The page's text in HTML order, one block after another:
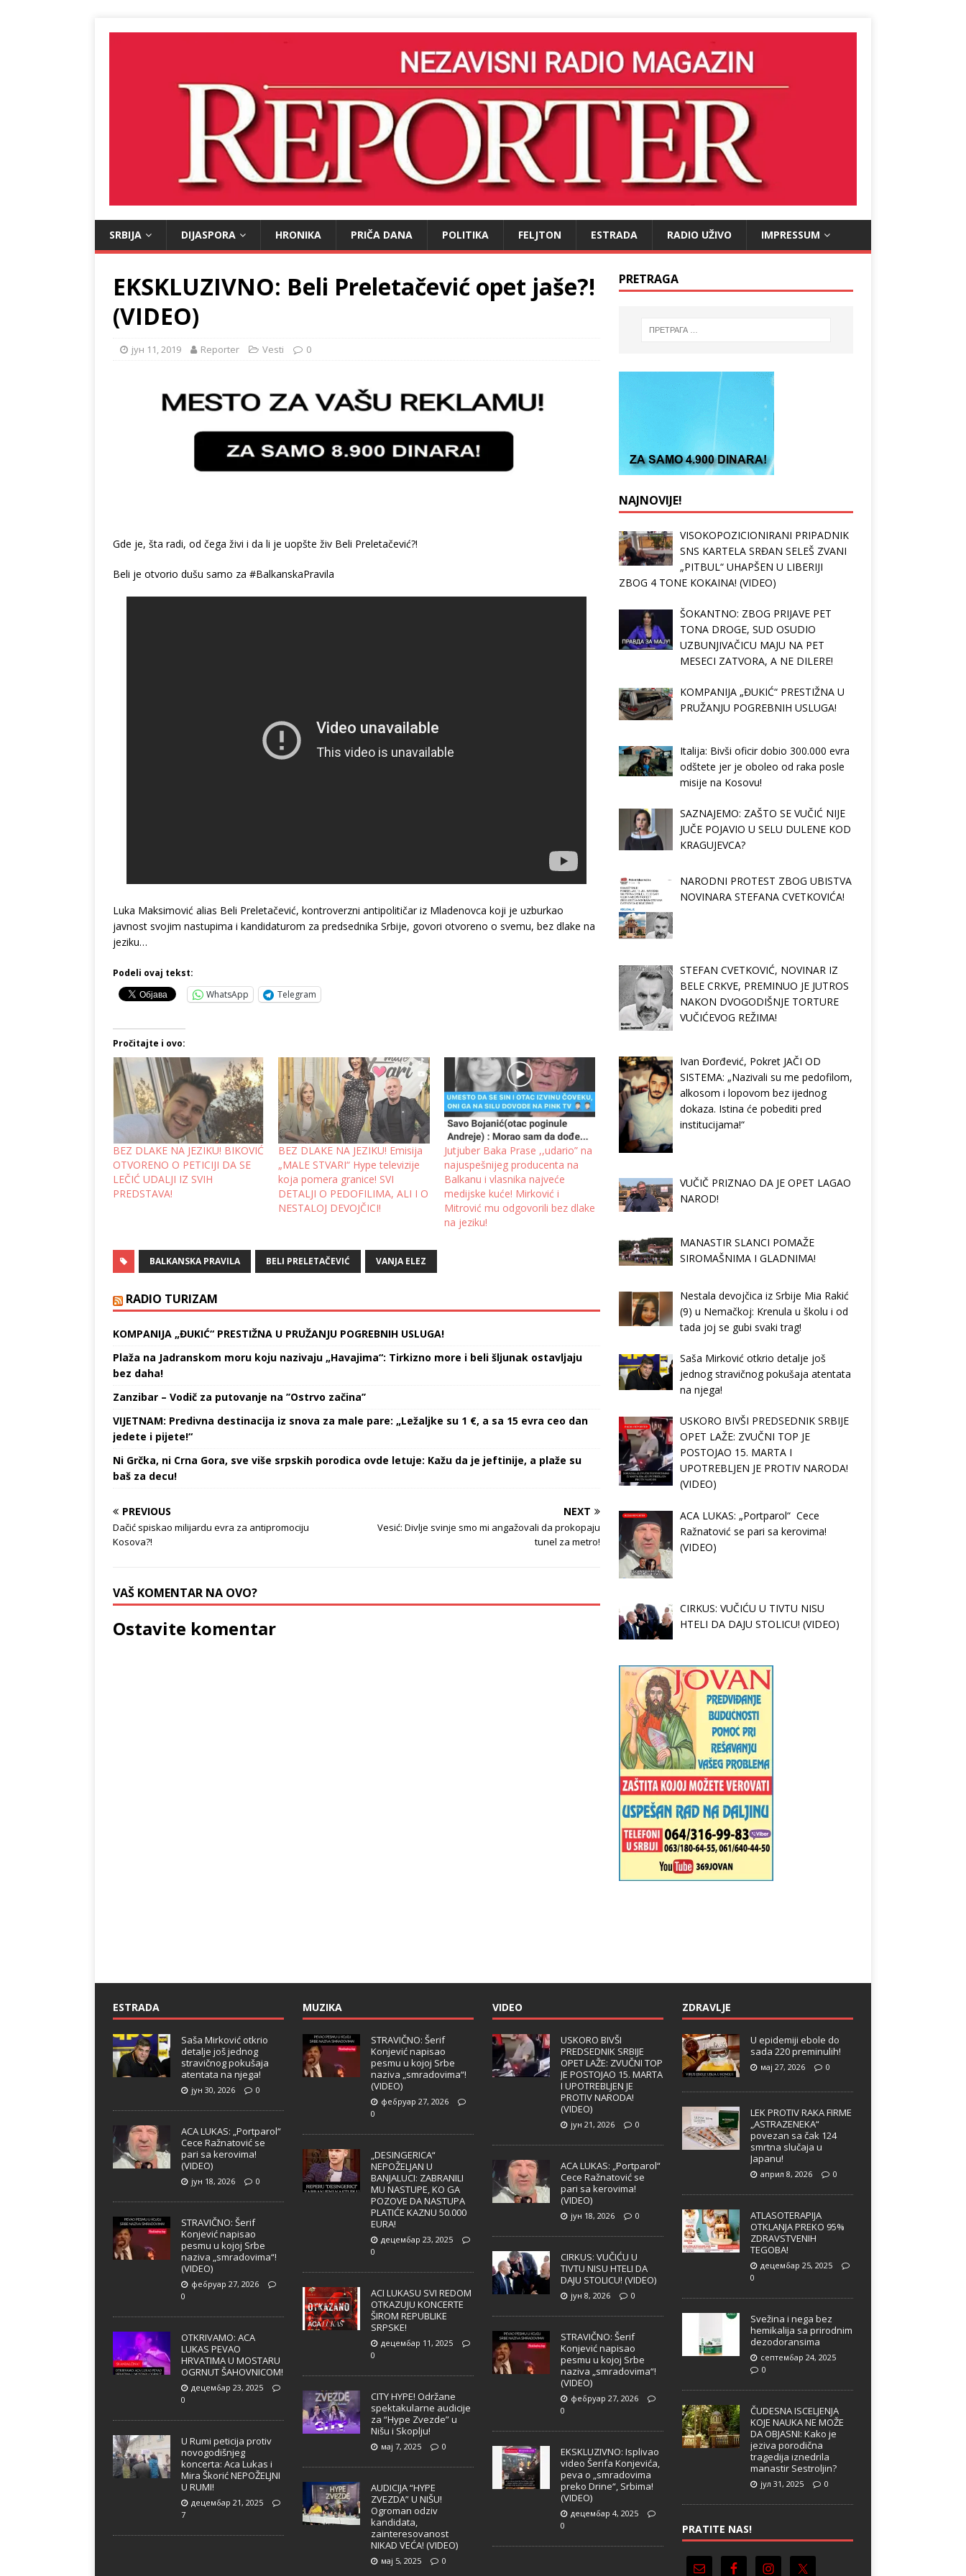
SRBIJA DIJASPORA HRONIKA PRIČA DANA POLITIKA FELJTON ESTRADA RADIO UŽIVO IMPRESSUM
EKSKLUZIVNO: Beli Preletačević opet jaše?!
(VIDEO)
јун 11, 2019 Reporter Vesti 0
Gde je, šta radi, od čega živi i da li je uopšte živ Beli Preletačević?!
Beli je otvorio dušu samo za #BalkanskaPravila
Luka Maksimović alias Beli Preletačević, kontroverzni antipolitičar iz Mladenovca koji je uzburkao
javnost svojim nastupima i kandidaturom za predsednika Srbije, govori otvoreno o svemu, bez dlake na
jeziku…
Podeli ovaj tekst:
WhatsApp
Telegram
Pročitajte i ovo:
BEZ DLAKE NA JEZIKU! BIKOVIĆ
OTVORENO O PETICIJI DA SE
LEČIĆ UDALJI IZ SVIH
PREDSTAVA!
BEZ DLAKE NA JEZIKU! Emisija
„MALE STVARI“ Hype televizije
koja pomera granice! SVI
DETALJI O PEDOFILIMA, ALI I O
NESTALOJ DEVOJČICI!
Jutjuber Baka Prase ,,udario” na
najuspešnijeg producenta na
Balkanu i vlasnika najveće
medijske kuće! Mirković i
Mitrović mu odgovorili bez dlake
na jeziku!
BALKANSKA PRAVILA BELI PRELETAČEVIĆ VANJA ELEZ
RADIO TURIZAM
KOMPANIJA „ĐUKIĆ“ PRESTIŽNA U PRUŽANJU POGREBNIH USLUGA!
Plaža na Jadranskom moru koju nazivaju „Havajima“: Tirkizno more i beli šljunak ostavljaju
bez daha!
Zanzibar – Vodič za putovanje na ’’Ostrvo začina’’
VIJETNAM: Predivna destinacija iz snova za male pare: „Ležaljke su 1 €, a sa 15 evra ceo dan
jedete i pijete!“
Ni Grčka, ni Crna Gora, sve više srpskih porodica ovde letuje: Kažu da je jeftinije, a plaže su
baš za decu!
PREVIOUS
Dačić spiskao milijardu evra za antipromociju
Kosova?!
NEXT
Vesić: Divlje svinje smo mi angažovali da prokopaju
tunel za metro!
VAŠ KOMENTAR NA OVO?
Ostavite komentar
PRETRAGA
NAJNOVIJE!
VISOKOPOZICIONIRANI PRIPADNIK
SNS KARTELA SRĐAN SELEŠ ZVANI
„PITBUL“ UHAPŠEN U LIBERIJI
ZBOG 4 TONE KOKAINA! (VIDEO)
ŠOKANTNO: ZBOG PRIJAVE PET
TONA DROGE, SUD OSUDIO
UZBUNJIVAČICU MAJU NA PET
MESECI ZATVORA, A NE DILERE!
KOMPANIJA „ĐUKIĆ“ PRESTIŽNA U
PRUŽANJU POGREBNIH USLUGA!
Italija: Bivši oficir dobio 300.000 evra
odštete jer je oboleo od raka posle
misije na Kosovu!
SAZNAJEMO: ZAŠTO SE VUČIĆ NIJE
JUČE POJAVIO U SELU DULENE KOD
KRAGUJEVCA?
NARODNI PROTEST ZBOG UBISTVA
NOVINARA STEFANA CVETKOVIĆA!
STEFAN CVETKOVIĆ, NOVINAR IZ
BELE CRKVE, PREMINUO JE JUTROS
NAKON DVOGODIŠNJE TORTURE
VUČIĆEVOG REŽIMA!
Ivan Đorđević, Pokret JAČI OD
SISTEMA: „Nazivali su me pedofilom,
alkosom i lopovom bez ijednog
dokaza. Istina će pobediti pred
institucijama!“
VUČIČ PRIZNAO DA JE OPET LAGAO
NAROD!
MANASTIR SLANCI POMAŽE
SIROMAŠNIMA I GLADNIMA!
Nestala devojčica iz Srbije Mia Rakić
(9) u Nemačkoj: Krenula u školu i od
tada joj se gubi svaki trag!
Saša Mirković otkrio detalje još
jednog stravičnog pokušaja atentata
na njega!
USKORO BIVŠI PREDSEDNIK SRBIJE
OPET LAŽE: ZVUČNI TOP JE
POSTOJAO 15. MARTA I
UPOTREBLJEN JE PROTIV NARODA!
(VIDEO)
ACA LUKAS: „Portparol“ Cece
Ražnatović se pari sa kerovima!
(VIDEO)
CIRKUS: VUČIĆU U TIVTU NISU
HTELI DA DAJU STOLICU! (VIDEO)
ESTRADA
Saša Mirković otkrio
detalje još jednog
stravičnog pokušaja
atentata na njega!
јун 30, 2026 0
ACA LUKAS: „Portparol“
Cece Ražnatović se
pari sa kerovima!
(VIDEO)
јун 18, 2026 0
STRAVIČNO: Šerif
Konjević napisao
pesmu u kojoj Srbe
naziva „smradovima“!
(VIDEO)
фебруар 27, 2026
0
OTKRIVAMO: ACA
LUKAS PEVAO
HRVATIMA U MOSTARU
OGRNUT ŠAHOVNICOM!
децембар 23, 2025
0
U Rumi peticija protiv
novogodišnjeg
koncerta: Aca Lukas i
Mira Škorić NEPOŽELJNI
U RUMI!
децембар 21, 2025
7
MUZIKA
STRAVIČNO: Šerif
Konjević napisao
pesmu u kojoj Srbe
naziva „smradovima“!
(VIDEO)
фебруар 27, 2026
0
„DESINGERICA“
NEPOŽELJAN U
BANJALUCI: ZABRANILI
MU NASTUPE, KO GA
POZOVE DA NASTUPA
PLATIĆE KAZNU 50.000
EURA!
децембар 23, 2025
0
ACI LUKASU SVI REDOM
OTKAZUJU KONCERTE
ŠIROM REPUBLIKE
SRPSKE!
децембар 11, 2025
0
CITY HYPE! Održane
spektakularne audicije
za “Hype Zvezde” u
Nišu i Skoplju!
мај 7, 2025 0
AUDICIJA “HYPE
ZVEZDA” U NIŠU!
Ogroman odziv
kandidata,
zainteresovanost
NIKAD VEĆA! (VIDEO)
мај 5, 2025 0
VIDEO
USKORO BIVŠI
PREDSEDNIK SRBIJE
OPET LAŽE: ZVUČNI TOP
JE POSTOJAO 15. MARTA
I UPOTREBLJEN JE
PROTIV NARODA!
(VIDEO)
јун 21, 2026 0
ACA LUKAS: „Portparol“
Cece Ražnatović se
pari sa kerovima!
(VIDEO)
јун 18, 2026 0
CIRKUS: VUČIĆU U
TIVTU NISU HTELI DA
DAJU STOLICU! (VIDEO)
јун 8, 2026 0
STRAVIČNO: Šerif
Konjević napisao
pesmu u kojoj Srbe
naziva „smradovima“!
(VIDEO)
фебруар 27, 2026
0
EKSKLUZIVNO: Isplivao
video Šerifa Konjevića,
peva o „smradovima
preko Drine“, Srbima!
(VIDEO)
децембар 4, 2025
0
ZDRAVLJE
U epidemiji ebole do
sada 220 preminulih!
мај 27, 2026 0
LEK PROTIV RAKA FIRME
„ASTRAZENEKA“
povezan sa čak 124
smrtna slučaja u
Japanu!
април 8, 2026 0
ATLASOTERAPIJA
OTKLANJA PREKO 95%
ZDRAVSTVENIH
TEGOBA!
децембар 25, 2025
0
Svežina i nega bez
hemikalija sa prirodnim
dezodoransima
септембар 24, 2025
0
ČUDESNA ISCELJENJA
KOJE NAUKA NE MOŽE
DA OBJASNI: Kako je
jeziva porodična
tragedija iznedrila
manastir Sestroljin?
јул 31, 2025 0
PRATITE NAS!